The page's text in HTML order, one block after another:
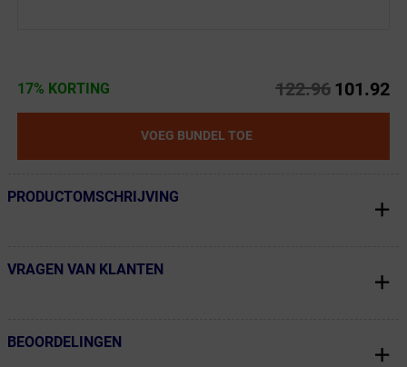
17% KORTING 122.96 101.92
VOEG BUNDEL TOE
← Terug naar productnavigatie
PRODUCTOMSCHRIJVING
← Terug naar productnavigatie
VRAGEN VAN KLANTEN
← Terug naar productnavigatie
BEOORDELINGEN